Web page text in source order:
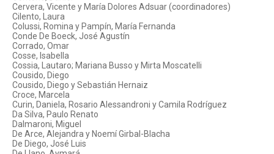
Cervera, Vicente y María Dolores Adsuar (coordinadores)
Cilento, Laura
Colussi, Romina y Pampín, María Fernanda
Conde De Boeck, José Agustín
Corrado, Omar
Cosse, Isabella
Cossia, Lautaro; Mariana Busso y Mirta Moscatelli
Cousido, Diego
Cousido, Diego y Sebastián Hernaiz
Croce, Marcela
Curin, Daniela, Rosario Alessandroni y Camila Rodríguez
Da Silva, Paulo Renato
Dalmaroni, Miguel
De Arce, Alejandra y Noemí Girbal-Blacha
De Diego, José Luis